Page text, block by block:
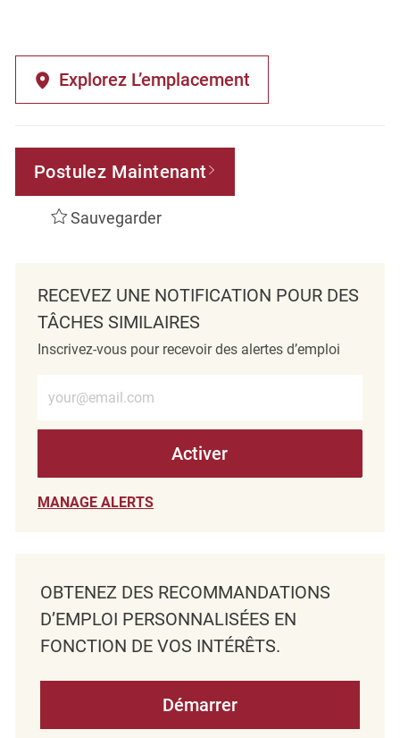
Explorez L’emplacement
Postulez Maintenant
Sauvegarder
RECEVEZ UNE NOTIFICATION POUR DES
TÂCHES SIMILAIRES
Inscrivez-vous pour recevoir des alertes d’emploi
Activer
MANAGE ALERTS
OBTENEZ DES RECOMMANDATIONS
D’EMPLOI PERSONNALISÉES EN
FONCTION DE VOS INTÉRÊTS.
Démarrer